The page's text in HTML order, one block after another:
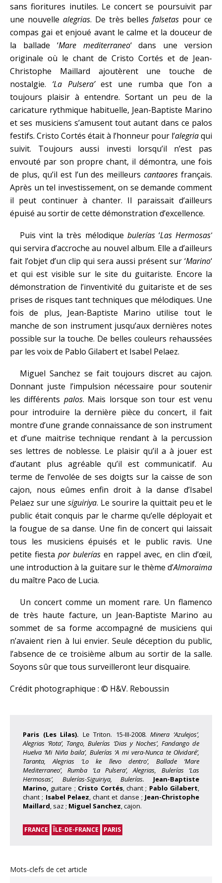
sans fioritures inutiles. Le concert se poursuivit par
une nouvelle alegrias. De très bellesfalsetas pour ce
compas gai et enjoué avant le calme et la douceur de
la ballade ‘Mare mediterraneo‘ dans une version
originale où le chant de Cristo Cortés et de Jean-
Christophe Maillard ajoutèrent une touche de
nostalgie. ‘La Pulsera’est une rumba que l’on a
toujours plaisir à entendre. Sortant un peu de la
caricature rythmique habituelle, Jean-Baptiste Marino
et ses musiciens s’amusent tout autant dans ce palos
festifs. Cristo Cortés était à l’honneur pour l’alegriaqui
suivit. Toujours aussi investi lorsqu’il n’est pas
envouté par son propre chant, il démontra, une fois
de plus, qu’il est l’un des meilleurscantaores français.
Après un tel investissement, on se demande comment
il peut continuer à chanter. Il paraissait d’ailleurs
épuisé au sortir de cette démonstration d’excellence.
Puis vint la très mélodique bulerías‘Las Hermosas’
qui servira d’accroche au nouvel album. Elle a d’ailleurs
fait l’objet d’un clip qui sera aussi présent sur ‘Marino‘
et qui est visible sur le site du guitariste. Encore la
démonstration de l’inventivité du guitariste et de ses
prises de risques tant techniques que mélodiques. Une
fois de plus, Jean-Baptiste Marino utilise tout le
manche de son instrument jusqu’aux dernières notes
possible sur la touche. De belles couleurs rehaussées
par les voix de Pablo Gilabert et Isabel Pelaez.
Miguel Sanchez se fait toujours discret au cajon.
Donnant juste l’impulsion nécessaire pour soutenir
les différents palos. Mais lorsque son tour est venu
pour introduire la dernière pièce du concert, il fait
montre d’une grande connaissance de son instrument
et d’une maitrise technique rendant à la percussion
ses lettres de noblesse. Le plaisir qu’il a à jouer est
d’autant plus agréable qu’il est communicatif. Au
terme de l’envolée de ses doigts sur la caisse de son
cajon, nous eûmes enfin droit à la danse d’Isabel
Pelaez sur unesiguiriya. Le sourire la quittait peu et le
public était conquis par le charme qu’elle déployait et
la fougue de sa danse. Une fin de concert qui laissait
tous les musiciens épuisés et le public ravis. Une
petite fiestapor bulerías en rappel avec, en clin d’œil,
une introduction à la guitare sur le thème d’Almoraima
du maître Paco de Lucia.
Un concert comme un moment rare. Un flamenco
de très haute facture, un Jean-Baptiste Marino au
sommet de sa forme accompagné de musiciens qui
n’avaient rien à lui envier. Seule déception du public,
l’absence de ce troisième album au sortir de la salle.
Soyons sûr que tous surveilleront leur disquaire.
Crédit photographique : © H&V. Reboussin
Paris (Les Lilas). Le Triton. 15-III-2008.Minera ‘Azulejos’,
Alegrias ‘Rota’, Tango, Bulerías ‘Dias y Noches’, Fandango de
Huelva ‘Mi Niña baila’, Bulerías ‘A mi vera-Nunca te Olvidaré’,
Taranta, Alegrias ‘Lo ke llevo dentro’, Ballade ‘Mare
Mediterraneo’, Rumba ‘La Pulsera’, Alegrias, Bulerías ‘Las
Hermosas’, Bulerías-Siguiriya, Bulerías. Jean-Baptiste
Marino, guitare ; Cristo Cortés, chant ; Pablo Gilabert,
chant ; Isabel Pelaez, chant et danse ; Jean-Christophe
Maillard, saz ; Miguel Sanchez, cajon.
FRANCE ÎLE-DE-FRANCE PARIS
Mots-clefs de cet article